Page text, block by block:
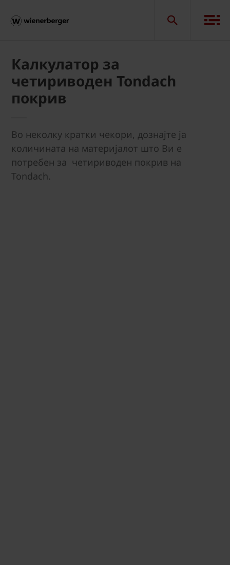
Калкулатор за
четириводен Tondach
покрив
Во неколку кратки чекори, дознајте ја
количината на материјалот што Ви е
потребен за четириводен покрив на
Tondach.